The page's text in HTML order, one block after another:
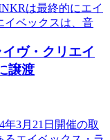
は最終的にエイ
イベックスは、音
ヴ・クリエイ
譲渡
年3月21日開催の取